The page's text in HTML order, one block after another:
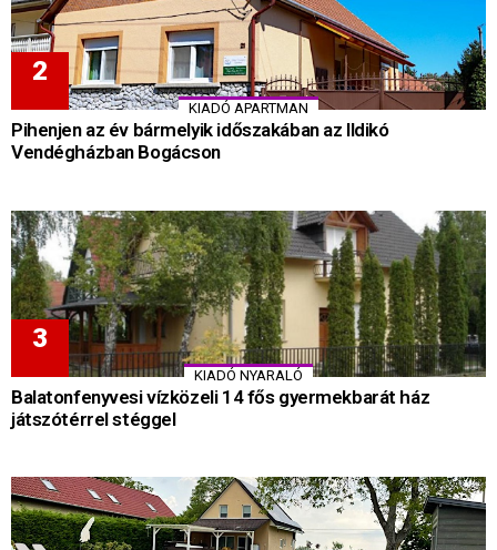
KIADÓ APARTMAN
Pihenjen az év bármelyik időszakában az Ildikó
Vendégházban Bogácson
KIADÓ NYARALÓ
Balatonfenyvesi vízközeli 14 fős gyermekbarát ház
játszótérrel stéggel